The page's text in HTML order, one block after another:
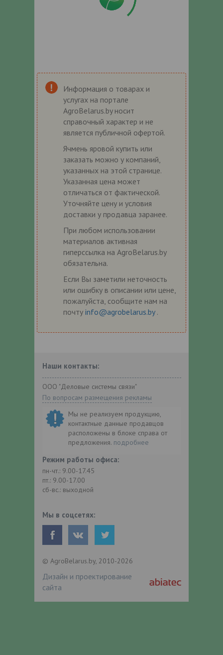
Информация о товарах и
услугах на портале
AgroBelarus.by носит
справочный характер и не
является публичной офертой.
Ячмень яровой купить или
заказать можно у компаний,
указанных на этой странице.
Указанная цена может
отличаться от фактической.
Уточняйте цену и условия
доставки у продавца заранее.
При любом использовании
материалов активная
гиперссылка на AgroBelarus.by
обязательна.
Если Вы заметили неточность
или ошибку в описании или цене,
пожалуйста, сообщите нам на
почту info@agrobelarus.by .
Наши контакты:
ООО "Деловые системы связи"
По вопросам размещения рекламы
Мы не реализуем продукцию,
контактные данные продавцов
расположены в блоке справа от
предложения. подробнее
Режим работы офиса:
пн-чт.: 9.00-17.45
пт.: 9.00-17.00
сб-вс.: выходной
Мы в соцсетях:
© AgroBelarus.by, 2010-2026
Дизайн и проектирование
сайта